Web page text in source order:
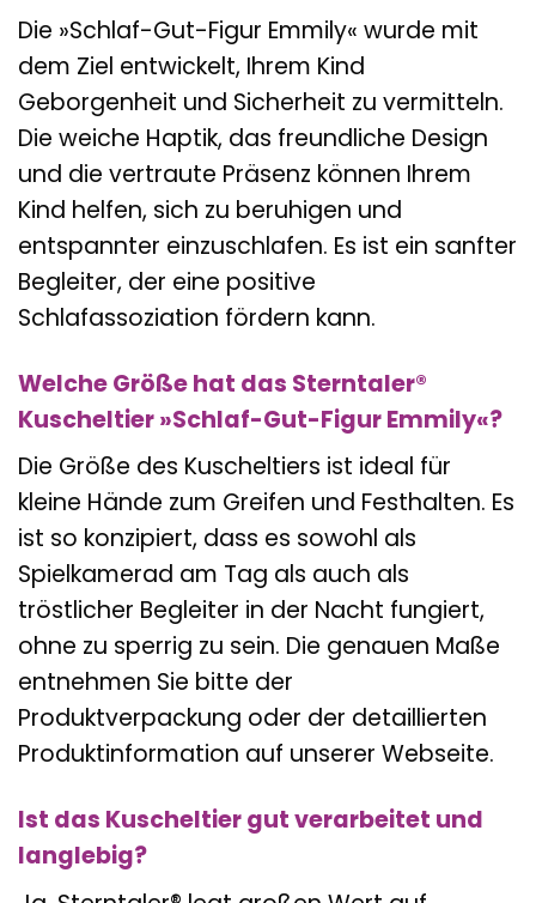
Die »Schlaf-Gut-Figur Emmily« wurde mit
dem Ziel entwickelt, Ihrem Kind
Geborgenheit und Sicherheit zu vermitteln.
Die weiche Haptik, das freundliche Design
und die vertraute Präsenz können Ihrem
Kind helfen, sich zu beruhigen und
entspannter einzuschlafen. Es ist ein sanfter
Begleiter, der eine positive
Schlafassoziation fördern kann.
Welche Größe hat das Sterntaler®
Kuscheltier »Schlaf-Gut-Figur Emmily«?
Die Größe des Kuscheltiers ist ideal für
kleine Hände zum Greifen und Festhalten. Es
ist so konzipiert, dass es sowohl als
Spielkamerad am Tag als auch als
tröstlicher Begleiter in der Nacht fungiert,
ohne zu sperrig zu sein. Die genauen Maße
entnehmen Sie bitte der
Produktverpackung oder der detaillierten
Produktinformation auf unserer Webseite.
Ist das Kuscheltier gut verarbeitet und
langlebig?